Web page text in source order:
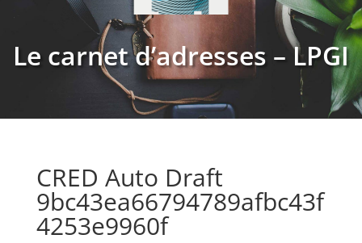
Le carnet d’adresses – LPGI
CRED Auto Draft
9bc43ea66794789afbc43f
4253e9960f